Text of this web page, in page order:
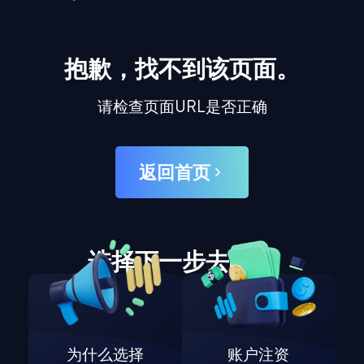
抱歉，找不到该页面。
请检查页面URL是否正确
返回首页
选择下一步去哪里
为什么选择
账户注资